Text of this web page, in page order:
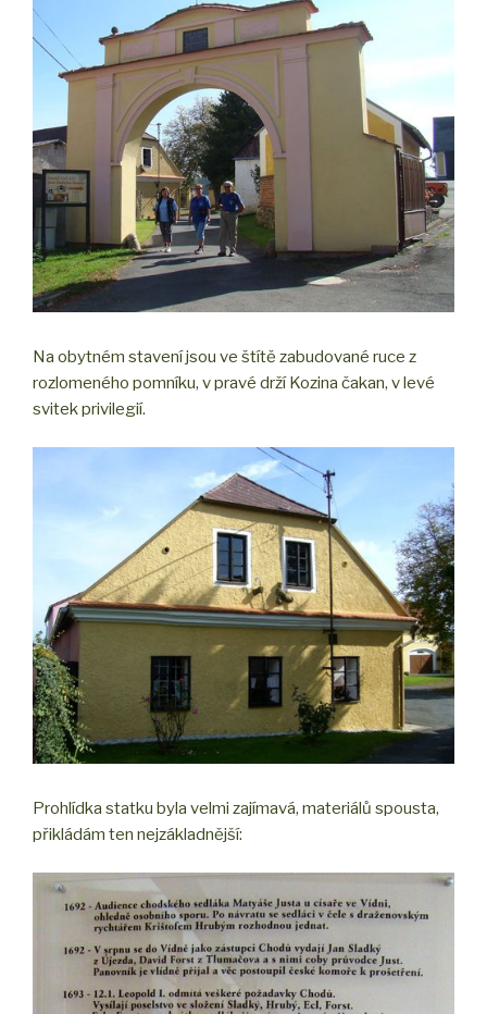
Na obytném stavení jsou ve štítě zabudované ruce z
rozlomeného pomníku, v pravé drží Kozina čakan, v levé
svitek privilegií.
Prohlídka statku byla velmi zajímavá, materiálů spousta,
přikládám ten nejzákladnější: